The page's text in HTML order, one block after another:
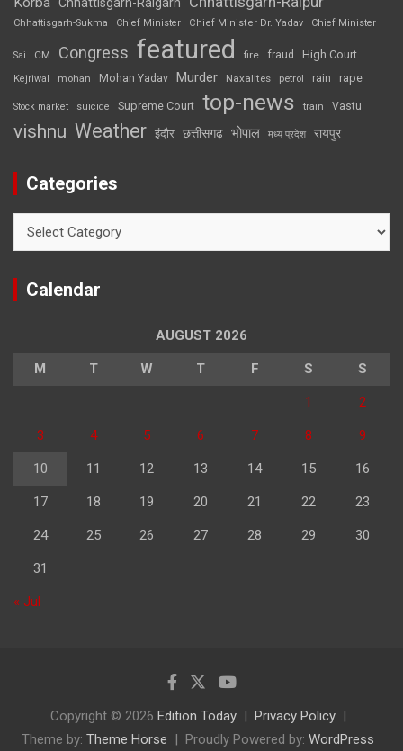
Chhattisgarh-Raigarh
Chhattisgarh-Sukma Chief Minister Chief Minister Dr. Yadav Chief Minister
Sai CM Congress featured fire fraud High Court
Kejriwal mohan Mohan Yadav Murder Naxalites petrol rain rape
Stock market suicide Supreme Court top-news train Vastu
vishnu Weather इंदौर छत्तीसगढ़ भोपाल मध्य प्रदेश रायपुर
Categories
Calendar
AUGUST 2026
M T W T F S S
1 2
3 4 5 6 7 8 9
10 11 12 13 14 15 16
17 18 19 20 21 22 23
24 25 26 27 28 29 30
31
« Jul
Copyright © 2026 Edition Today
Privacy Policy
Theme by: Theme Horse Proudly Powered by: WordPress